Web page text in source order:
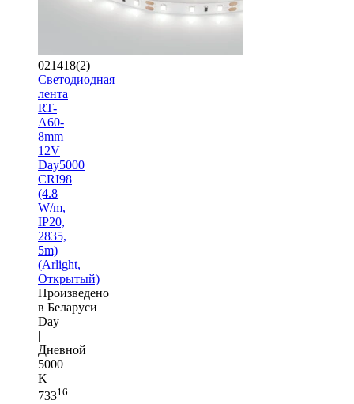
021418(2)
Светодиодная
лента
RT-
A60-
8mm
12V
Day5000
CRI98
(4.8
W/m,
IP20,
2835,
5m)
(Arlight,
Открытый)
Произведено
в Беларуси
Day
|
Дневной
5000
K
73316